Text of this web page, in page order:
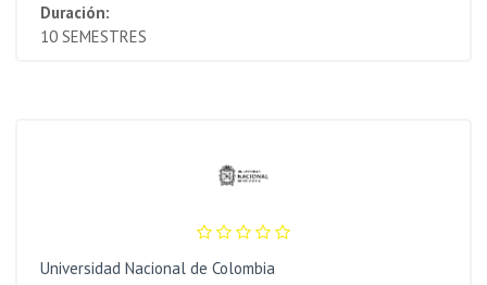
Duración:
10 SEMESTRES
Universidad Nacional de Colombia